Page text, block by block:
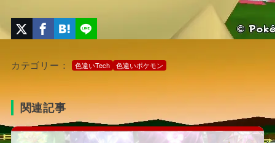
カテゴリー： 色違いTech 色違いポケモン
関連記事